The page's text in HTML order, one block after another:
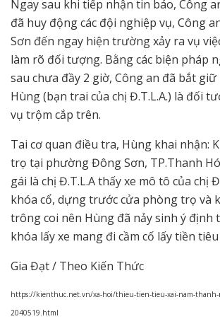
Ngay sau khi tiếp nhận tin báo, Công
đã huy động các đội nghiệp vụ, Công
Sơn đến ngay hiện trường xảy ra vụ
làm rõ đối tượng. Bằng các biện pháp
sau chưa đầy 2 giờ, Công an đã bắt
Hùng (bạn trai của chị Đ.T.L.A.) là đối
vụ trộm cắp trên.
Tai cơ quan điều tra, Hùng khai nhận:
trọ tại phường Đông Sơn, TP.Thanh
gái là chị Đ.T.L.A thấy xe mô tô của chị
khóa cổ, dựng trước cửa phòng trọ và
trông coi nên Hùng đã nảy sinh ý định
khóa lấy xe mang đi cầm cố lấy tiền tiêu
Gia Đạt / Theo Kiến Thức
https://kienthuc.net.vn/xa-hoi/thieu-tien-tieu-xai-nam-thanh-
2040519.html